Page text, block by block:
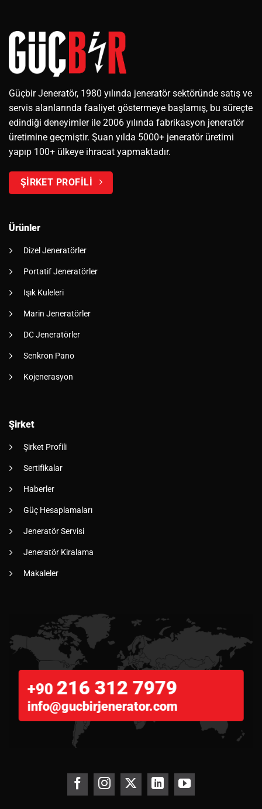
Güçbir Jeneratör, 1980 yılında jeneratör sektöründe satış ve
servis alanlarında faaliyet göstermeye başlamış, bu süreçte
edindiği deneyimler ile 2006 yılında fabrikasyon jeneratör
üretimine geçmiştir. Şuan yılda 5000+ jeneratör üretimi
yapıp 100+ ülkeye ihracat yapmaktadır.
ŞİRKET PROFİLİ
Ürünler
Dizel Jeneratörler
Portatif Jeneratörler
Işık Kuleleri
Marin Jeneratörler
DC Jeneratörler
Senkron Pano
Kojenerasyon
Şirket
Şirket Profili
Sertifikalar
Haberler
Güç Hesaplamaları
Jeneratör Servisi
Jeneratör Kiralama
Makaleler
+90 216 312 7979
info@gucbirjenerator.com